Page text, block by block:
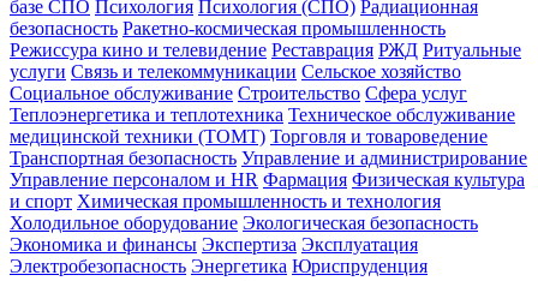
базе СПО Психология Психология (СПО) Радиационная
безопасность Ракетно-космическая промышленность
Режиссура кино и телевидение Реставрация РЖД Ритуальные
услуги Связь и телекоммуникации Сельское хозяйство
Социальное обслуживание Строительство Сфера услуг
Теплоэнергетика и теплотехника Техническое обслуживание
медицинской техники (ТОМТ) Торговля и товароведение
Транспортная безопасность Управление и администрирование
Управление персоналом и HR Фармация Физическая культура
и спорт Химическая промышленность и технология
Холодильное оборудование Экологическая безопасность
Экономика и финансы Экспертиза Эксплуатация
Электробезопасность Энергетика Юриспруденция